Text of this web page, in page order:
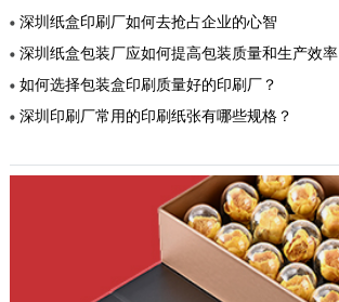
深圳纸盒印刷厂如何去抢占企业的心智
深圳纸盒包装厂应如何提高包装质量和生产效率
如何选择包装盒印刷质量好的印刷厂？
深圳印刷厂常用的印刷纸张有哪些规格？